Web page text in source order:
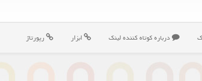
درباره كوتاه كننده لینك ابزار رپورتاژ